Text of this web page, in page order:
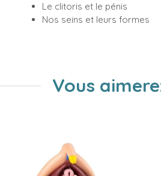
Le clitoris et le pénis
Nos seins et leurs formes
Vous